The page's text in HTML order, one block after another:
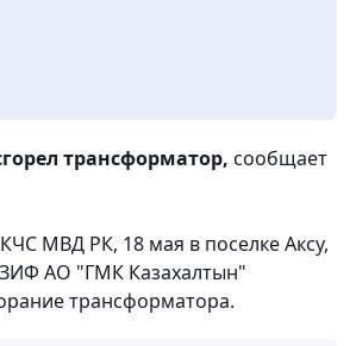
трансформатор, сообщает
МВД РК, 18 мая в поселке Аксу,
АО "ГМК Казахалтын"
трансформатора.